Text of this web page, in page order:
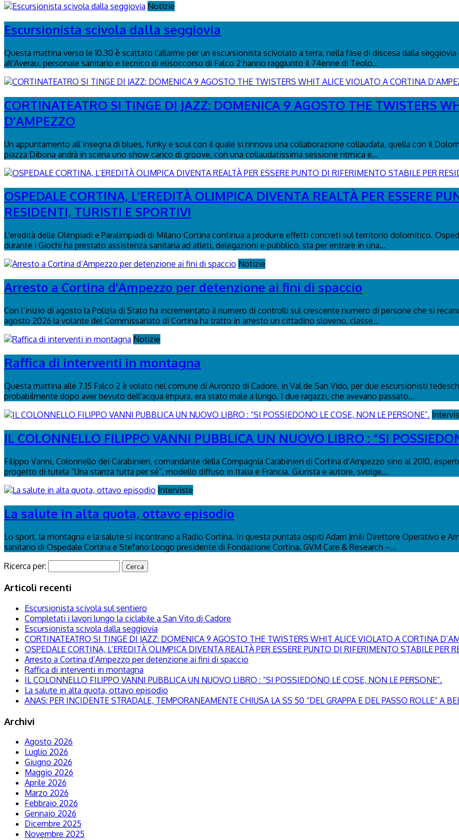
Notizie
Escursionista scivola dalla seggiovia
Questa mattina verso le 10.30 è scattato l'allarme per un escursionista scivolato a terra, nella fase di discesa dalla
all'Averau, personale sanitario e tecnico di elisoccorso di Falco 2 hanno raggiunto il 74enne di Teolo...
CORTINATEATRO SI TINGE DI JAZZ: DOMENICA 9 AGOSTO THE TWISTERS
D’AMPEZZO
Un appuntamento all’insegna di blues, funky e soul con il quale si rinnova una collaborazione collaudata, quella con il
piazza Dibona andrà in scena uno show carico di groove, con una collaudatissima sessione ritmica e...
OSPEDALE CORTINA, L’EREDITÀ OLIMPICA DIVENTA REALTÀ PER ESSERE
RESIDENTI, TURISTI E SPORTIVI
L'eredità delle Olimpiadi e Paralimpiadi di Milano Cortina continua a produrre effetti concreti sul territorio dolomitico.
durante i Giochi ha prestato assistenza sanitaria ad atleti, delegazioni e pubblico, sta per entrare in una...
Notizie
Arresto a Cortina d'Ampezzo per detenzione ai fini di spaccio
Con l’inizio di agosto la Polizia di Stato ha incrementato il numero di controlli sul crescente numero di persone che si
agosto 2026 la volante del Commissariato di Cortina ha tratto in arresto un cittadino sloveno, classe...
Notizie
Raffica di interventi in montagna
Questa mattina alle 7.15 Falco 2 è volato nel comune di Auronzo di Cadore, in Val de San Vido, per due escursionisti
probabilmente dopo aver bevuto dell'acqua impura, era stato male a lungo. I due ragazzi, che avevano passato...
IL COLONNELLO FILIPPO VANNI PUBBLICA UN NUOVO LIBRO : “SI
Filippo Vanni, Colonnello dei Carabinieri, comandante della Compagnia Carabinieri di Cortina d’Ampezzo sino al 2010,
progetto di tutela “Una stanza tutta per sé”, modello diffuso in Italia e Francia. Giurista e autore, svolge...
Interviste
La salute in alta quota, ottavo episodio
Lo sport, la montagna e la salute si incontrano a Radio Cortina. In questa puntata ospiti Adam Jmili Direttore Operativo e
sanitario di Ospedale Cortina e Stefano Longo presidente di Fondazione Cortina. GVM Care & Research –...
Ricerca per:
Articoli recenti
Escursionista scivola sul sentiero
Completati i lavori lungo la ciclabile a San Vito di Cadore
Escursionista scivola dalla seggiovia
CORTINATEATRO SI TINGE DI JAZZ: DOMENICA 9 AGOSTO THE TWISTERS WHIT ALICE VIOLATO A CORTINA
OSPEDALE CORTINA, L’EREDITÀ OLIMPICA DIVENTA REALTÀ PER ESSERE PUNTO DI RIFERIMENTO STABILE PER
Arresto a Cortina d’Ampezzo per detenzione ai fini di spaccio
Raffica di interventi in montagna
IL COLONNELLO FILIPPO VANNI PUBBLICA UN NUOVO LIBRO : “SI POSSIEDONO LE COSE, NON LE PERSONE”.
La salute in alta quota, ottavo episodio
ANAS: PER INCIDENTE STRADALE, TEMPORANEAMENTE CHIUSA LA SS 50 “DEL GRAPPA E DEL PASSO ROLLE” A
Archivi
Agosto 2026
Luglio 2026
Giugno 2026
Maggio 2026
Aprile 2026
Marzo 2026
Febbraio 2026
Gennaio 2026
Dicembre 2025
Novembre 2025